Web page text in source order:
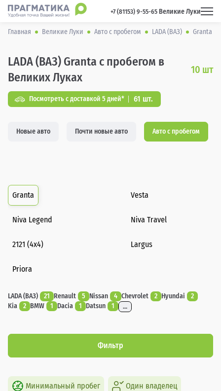
+7 (81153) 9-55-65 Великие Луки
Главная Великие Луки Авто с пробегом LADA (ВАЗ) Granta
LADA (ВАЗ) Granta с пробегом в
Великих Луках
10 шт
Посмотреть с доставкой 5 дней* 61 шт.
Новые авто Почти новые авто Авто с пробегом
Granta Vesta
Niva Legend Niva Travel
2121 (4x4) Largus
Priora
LADA (ВАЗ) 21 Renault 5 Nissan 4 Chevrolet 2 Hyundai
2
Kia
2 BMW 1 Dacia 1 Datsun 1 ...
Фильтр
Минимальный пробег Один владелец